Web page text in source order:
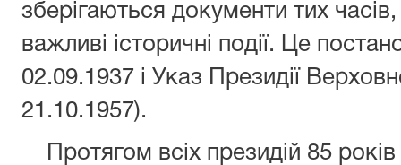
зберігаються документи тих
важливі історичні події. Це
02.09.1937 і Указ Президії
21.10.1957).
Протягом всіх президій 85